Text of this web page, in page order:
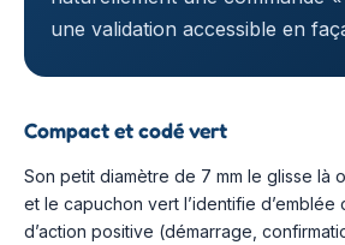
une validation accessible en
Compact et codé vert
Son petit diamètre de 7 mm le glisse là
et le capuchon vert l’identifie d’emblée
d’action positive (démarrage,